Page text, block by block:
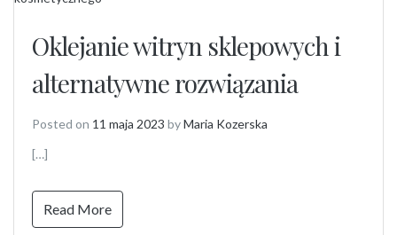
Oklejanie witryn sklepowych i
alternatywne rozwiązania
Posted on 11 maja 2023 byMaria Kozerska
[…]
Read More